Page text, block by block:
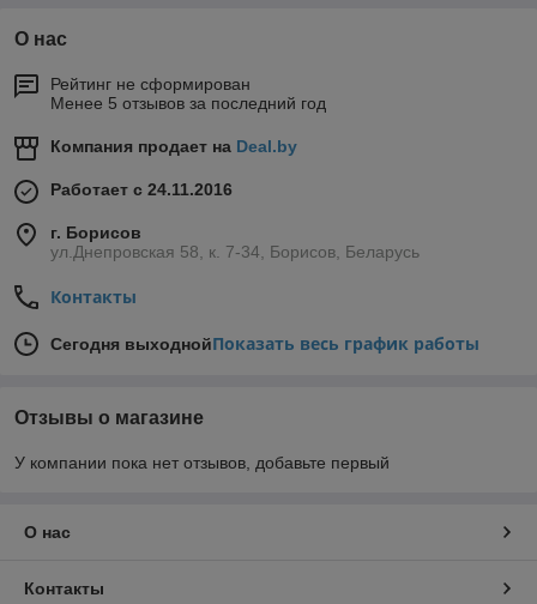
О нас
Рейтинг не сформирован
Менее 5 отзывов за последний год
Компания продает на Deal.by
Работает с 24.11.2016
г. Борисов
ул.Днепровская 58, к. 7-34, Борисов, Беларусь
Контакты
Сегодня выходнойПоказать весь график работы
Отзывы о магазине
У компании пока нет отзывов, добавьте первый
О нас
Контакты